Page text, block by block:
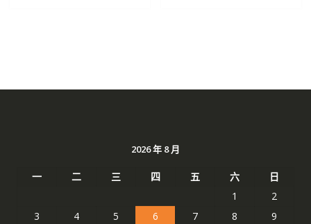
2026 年 8 月
一 二 三 四 五 六
日
1
2
3
4 5 6 7 8
9